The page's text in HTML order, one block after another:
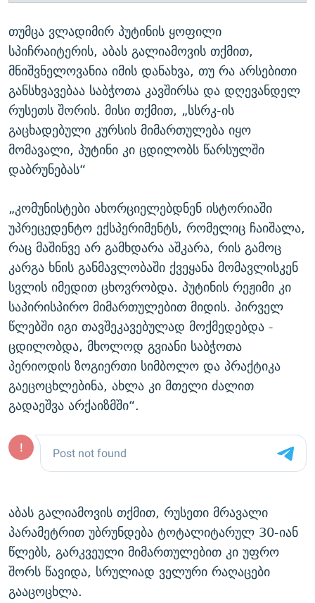
თუმცა ვლადიმირ პუტინის ყოფილი
სპიჩრაიტერის, აბას გალიამოვის თქმით,
მნიშვნელოვანია იმის დანახვა, თუ რა არსებითი
განსხვავებაა საბჭოთა კავშირსა და დღევანდელ
რუსეთს შორის. მისი თქმით, „სსრკ-ის
გაცხადებული კურსის მიმართულება იყო
მომავალი, პუტინი კი ცდილობს წარსულში
დაბრუნებას“
„კომუნისტები ახორციელებდნენ ისტორიაში
უპრეცედენტო ექსპერიმენტს, რომელიც ჩაიშალა,
რაც მაშინვე არ გამხდარა აშკარა, რის გამოც
კარგა ხნის განმავლობაში ქვეყანა მომავლისკენ
სვლის იმედით ცხოვრობდა. პუტინის რეჟიმი კი
საპირისპირო მიმართულებით მიდის. პირველ
წლებში იგი თავშეკავებულად მოქმედებდა -
ცდილობდა, მხოლოდ გვიანი საბჭოთა
პერიოდის ზოგიერთი სიმბოლო და პრაქტიკა
გაეცოცხლებინა, ახლა კი მთელი ძალით
გადაეშვა არქაიზმში“.
აბას გალიამოვის თქმით, რუსეთი მრავალი
პარამეტრით უბრუნდება ტოტალიტარულ 30-იან
წლებს, გარკვეული მიმართულებით კი უფრო
შორს წავიდა, სრულიად ველური რაღაცები
გააცოცხლა.